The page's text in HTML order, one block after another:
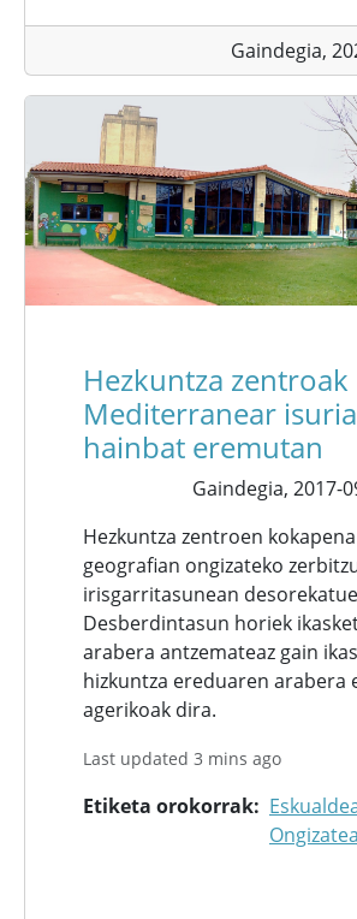
Gaindegia,
Hezkuntza
Mediterranear
hainbat eremutan
Gaindegia, 2017-
Hezkuntza zentroen
geografian ongizateko
irisgarritasunean
Desberdintasun horiek
arabera antzemateaz gain
hizkuntza ereduaren arabera
agerikoak dira.
Last updated 3 mins ago
Etiketa orokorrak
Ongizatea